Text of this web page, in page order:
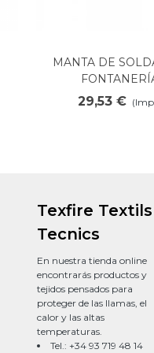
Añadir
MANTA DE
29,53 €
Texfire Textils
Tecnics
En nuestra tienda online
encontrarás productos y
tejidos pensados para
proteger de las llamas, el
calor y las altas
temperaturas.
Tel.: +34 93 719 48 14